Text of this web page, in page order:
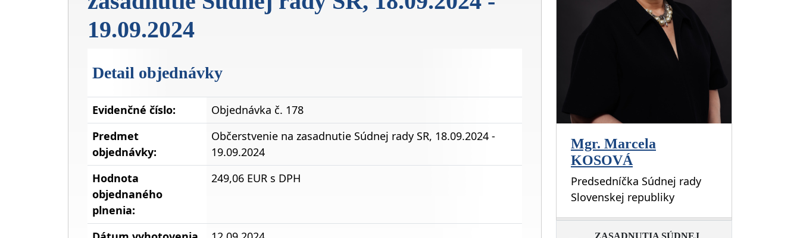
19.09.2024
Detail objednávky
Evidenčné číslo:
Objednávka č. 178
Predmet
objednávky:
Občerstvenie na zasadnutie Súdnej rady SR, 18.09.2024 -
19.09.2024
Hodnota
objednaného
plnenia:
249,06 EUR s DPH
Mgr. Marcela
KOSOVÁ
Predsedníčka Súdnej rady
Slovenskej republiky